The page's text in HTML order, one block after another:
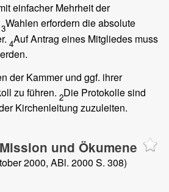
einfacher Mehrheit der
3Wahlen erfordern die absolute
4Auf Antrag eines Mitgliedes muss
der Kammer und ggf. ihrer
zu führen. 2Die Protokolle sind
Kirchenleitung zuzuleiten.
und Ökumene
2000, ABl. 2000 S. 308)